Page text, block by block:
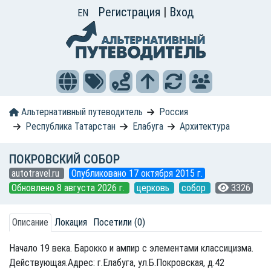
EN Регистрация | Вход
Альтернативный путеводитель
Россия
Республика Татарстан
Елабуга Архитектура
ПОКРОВСКИЙ СОБОР
autotravel.ru
Опубликовано 17 октября 2015 г.
Обновлено 8 августа 2026 г.
церковь собор 3326
Описание Локация Посетили (0)
Начало 19 века. Барокко и ампир с элементами классицизма.
Действующая.Адрес: г.Елабуга, ул.Б.Покровская, д.42